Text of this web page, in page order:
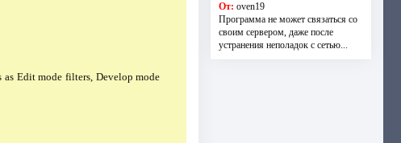
Edit mode filters, Develop mode
От: oven19
Программа не может связаться со
своим сервером, даже после
устранения неполадок с сетью...